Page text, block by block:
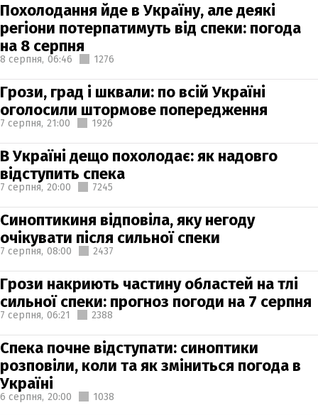
Похолодання йде в Україну, але деякі
регіони потерпатимуть від спеки: погода
на 8 серпня
8 серпня, 06:46 1276
Грози, град і шквали: по всій Україні
оголосили штормове попередження
7 серпня, 21:00 1926
В Україні дещо похолодає: як надовго
відступить спека
7 серпня, 20:00 7245
Синоптикиня відповіла, яку негоду
очікувати після сильної спеки
7 серпня, 08:00 2437
Грози накриють частину областей на тлі
сильної спеки: прогноз погоди на 7 серпня
7 серпня, 06:21 2388
Спека почне відступати: синоптики
розповіли, коли та як зміниться погода в
Україні
6 серпня, 20:00 1038